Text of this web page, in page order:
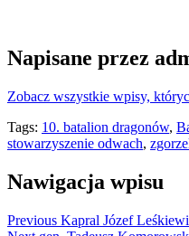
Napisane przez
Zobacz wszystkie wpisy,
Tags: 10. batalion dragonów,
stowarzyszenie odwach,
Nawigacja wpisu
Previous Kapral Józef